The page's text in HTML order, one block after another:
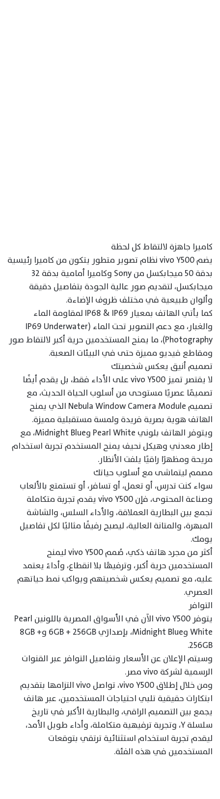
كاميرا جاهزة لالتقاط كل لحظة
يضم vivo Y500 نظام تصوير متطور يتكون من كاميرا رئيسية
بدقة 50 ميجابكسل من Sony وكاميرا أمامية بدقة 32
ميجابكسل، لتقديم صور عالية الجودة بتفاصيل دقيقة
وألوان طبيعية في مختلف ظروف الإضاءة.
كما يأتي الهاتف بمعيار IP68 & IP69 لمقاومة الماء
والغبار، مع دعم التصوير تحت الماء (IP69 Underwater
Photography)، ما يمنح المستخدمين حرية أكبر لالتقاط صور
ومقاطع فيديو مميزة حتى في البيئات الصعبة.
تصميم أنيق يعكس شخصيتك
لا يقتصر تميز vivo Y500 على الأداء فقط، بل يقدم أيضًا
تصميمًا عصريًا مستوحى من أسلوب الحياة الحديث، مع
تصميم Nebula Window Camera Module الذي يمنح
الهاتف هوية بصرية فريدة ولمسة مستقبلية مميزة.
ويتوفر الهاتف بلوني Pearl White وMidnight Blue، مع
إطار معدني وهيكل نحيف يمنح المستخدم تجربة استخدام
مريحة ومظهرًا راقيًا يلفت الأنظار.
مصمم ليتماشى مع أسلوب حياتك
سواء كنت تدرس، أو تعمل، أو تسافر، أو تستمتع بالألعاب
وصناعة المحتوى، فإن vivo Y500 يقدم تجربة متكاملة
تجمع بين البطارية العملاقة، والأداء السلس، والشاشة
المبهرة، والمتانة العالية، ليصبح رفيقًا مثاليًا لكل تفاصيل
يومك.
أكثر من مجرد هاتف ذكي، صُمم vivo Y500 ليمنح
المستخدمين حرية أكبر، وترفيهًا بلا انقطاع، وأداءً يعتمد
عليه، مع تصميم يعكس شخصيتهم ويواكب نمط حياتهم
العصري.
التوافر
يتوفر vivo Y500 الآن في الأسواق المصرية باللونين Pearl
White وMidnight Blue، بإصدارَي 6GB + 256GB و8GB +
256GB.
وسيتم الإعلان عن الأسعار وتفاصيل التوافر عبر القنوات
الرسمية لشركة vivo مصر.
ومن خلال إطلاق vivo Y500، تواصل vivo التزامها بتقديم
ابتكارات حقيقية تلبي احتياجات المستخدمين، عبر هاتف
يجمع بين التصميم الراقي، والبطارية الأكبر في تاريخ
سلسلة Y، وتجربة ترفيهية متكاملة، وأداء طويل الأمد،
ليقدم تجربة استخدام استثنائية ترتقي بتوقعات
المستخدمين في هذه الفئة.